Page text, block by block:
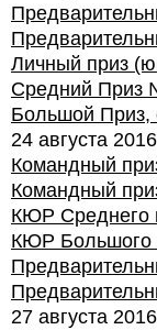
Личный приз
Средний Приз
Большой Приз,
24 августа 2016
Командный
Командный
КЮР Среднего
КЮР Большого
27 августа 2016